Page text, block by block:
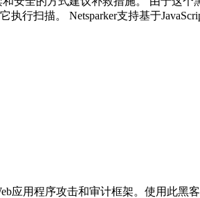
行扫描。 Netsparker支持基于
应用程序攻击和审计框架。使用此黑